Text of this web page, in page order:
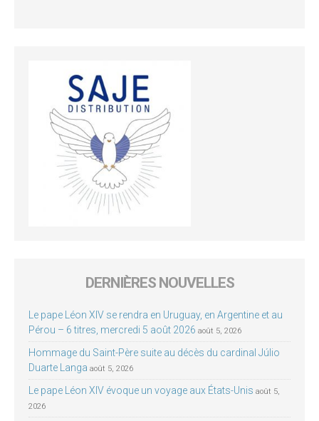
DERNIÈRES NOUVELLES
Le pape Léon XIV se rendra en Uruguay, en Argentine et au
Pérou – 6 titres, mercredi 5 août 2026 août 5, 2026
Hommage du Saint-Père suite au décès du cardinal Júlio
Duarte Langa août 5, 2026
Le pape Léon XIV évoque un voyage aux États-Unis août 5,
2026